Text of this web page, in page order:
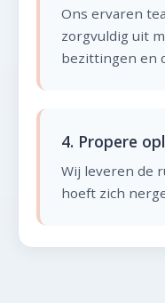
Ons ervaren
zorgvuldig uit
bezittingen en
4. Propere
Wij leveren de
hoeft zich